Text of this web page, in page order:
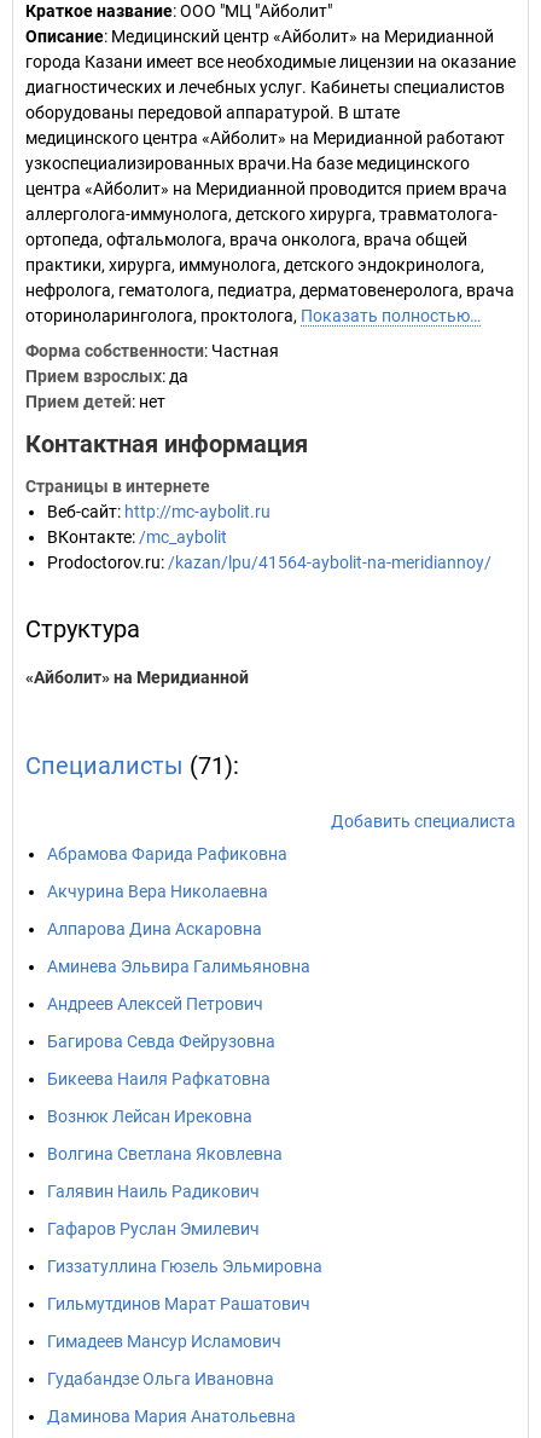
Краткое название:ООО "МЦ "Айболит"
Описание: Медицинский центр «Айболит» на Меридианной
города Казани имеет все необходимые лицензии на оказание
диагностических и лечебных услуг. Кабинеты специалистов
оборудованы передовой аппаратурой. В штате
медицинского центра «Айболит» на Меридианной работают
узкоспециализированных врачи.На базе медицинского
центра «Айболит» на Меридианной проводится прием врача
аллерголога-иммунолога, детского хирурга, травматолога-
ортопеда, офтальмолога, врача онколога, врача общей
практики, хирурга, иммунолога, детского эндокринолога,
нефролога, гематолога, педиатра, дерматовенеролога, врача
оториноларинголога, проктолога, Показать полностью…
Форма собственности: Частная
Прием взрослых: да
Прием детей: нет
Контактная информация
Страницы в интернете
Веб-сайт: http://mc-aybolit.ru
ВКонтакте: /mc_aybolit
Prodoctorov.ru: /kazan/lpu/41564-aybolit-na-meridiannoy/
Структура
«Айболит» на Меридианной
Специалисты (71):
Добавить специалиста
Абрамова Фарида Рафиковна
Акчурина Вера Николаевна
Алпарова Дина Аскаровна
Аминева Эльвира Галимьяновна
Андреев Алексей Петрович
Багирова Севда Фейрузовна
Бикеева Наиля Рафкатовна
Вознюк Лейсан Ирековна
Волгина Светлана Яковлевна
Галявин Наиль Радикович
Гафаров Руслан Эмилевич
Гиззатуллина Гюзель Эльмировна
Гильмутдинов Марат Рашатович
Гимадеев Мансур Исламович
Гудабандзе Ольга Ивановна
Даминова Мария Анатольевна